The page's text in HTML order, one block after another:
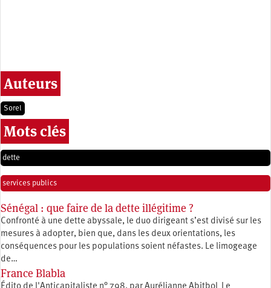
Auteurs
Sorel
Mots clés
dette
services publics
Sénégal : que faire de la dette illégitime ?
Confronté à une dette abyssale, le duo dirigeant s’est divisé sur les
mesures à adopter, bien que, dans les deux orientations, les
conséquences pour les populations soient néfastes. Le limogeage
de…
France Blabla